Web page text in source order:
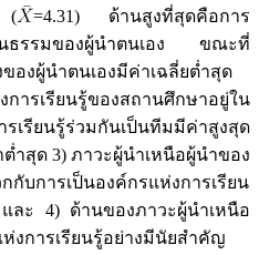
(
=4.31) ด้านสูงที่สุดคือการ
นธรรมของผู้นำตนเอง ขณะที่
องผู้นำตนเองมีค่าเฉลี่ยต่ำสุด
รเรียนรู้ของสถานศึกษาอยู่ใน
เรียนรู้ร่วมกันเป็นทีมมีค่าสูงสุด
ำสุด 3) ภาวะผู้นำเหนือผู้นำของ
บการเป็นองค์กรแห่งการเรียน
ละ 4) ด้านของภาวะผู้นำเหนือ
งการเรียนรู้อย่างมีนัยสำคัญ